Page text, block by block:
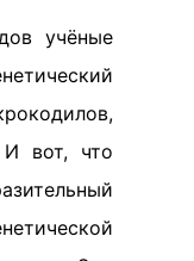
учёные
вот, что